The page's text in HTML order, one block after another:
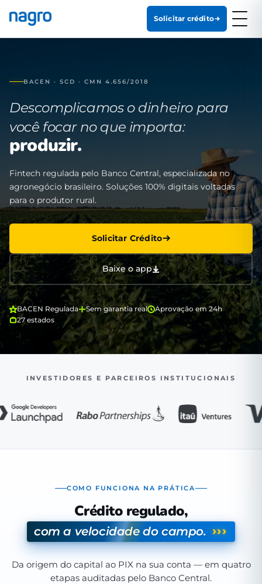
Solicitar crédito
BACEN · SCD · CMN 4.656/2018
Descomplicamos o dinheiro para
você focar no que importa:
produzir.
Fintech regulada pelo Banco Central, especializada no
agronegócio brasileiro. Soluções 100% digitais voltadas
para o produtor rural.
Solicitar Crédito
Baixe o app
BACEN Regulada Sem garantia real
Aprovação em 24h
27 estados
INVESTIDORES E PARCEIROS INSTITUCIONAIS
COMO FUNCIONA NA PRÁTICA
Crédito regulado,
com a velocidade do campo. ›››
Da origem do capital ao PIX na sua conta — em quatro
etapas auditadas pelo Banco Central.